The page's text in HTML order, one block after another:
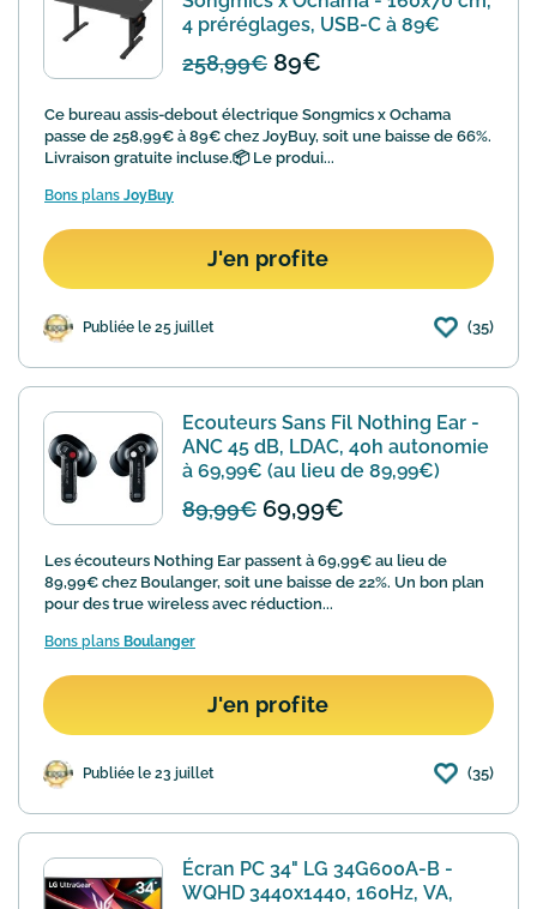
4 préréglages, USB-C à 89€
258,99€ 89€
Ce bureau assis-debout électrique Songmics x Ochama
passe de 258,99€ à 89€ chez JoyBuy, soit une baisse de 66%.
Livraison gratuite incluse.📦 Le produi...
Bons plans JoyBuy
J'en profite
Publiée le 25 juillet (35)
Ecouteurs Sans Fil Nothing Ear -
ANC 45 dB, LDAC, 40h autonomie
à 69,99€ (au lieu de 89,99€)
89,99€ 69,99€
Les écouteurs Nothing Ear passent à 69,99€ au lieu de
89,99€ chez Boulanger, soit une baisse de 22%. Un bon plan
pour des true wireless avec réduction...
Bons plans Boulanger
J'en profite
Publiée le 23 juillet (35)
Écran PC 34" LG 34G600A-B -
WQHD 3440x1440, 160Hz, VA,